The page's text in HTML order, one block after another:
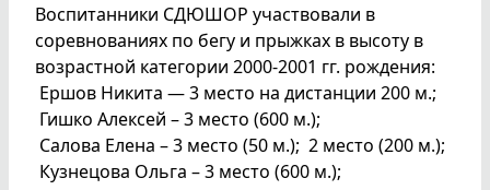
Воспитанники СДЮШОР участвовали в
соревнованиях по бегу и прыжках в высоту в
возрастной категории 2000-2001 гг. рождения:
Ершов Никита — 3 место на дистанции 200 м.;
Гишко Алексей – 3 место (600 м.);
Салова Елена – 3 место (50 м.); 2 место (200 м.);
Кузнецова Ольга – 3 место (600 м.);